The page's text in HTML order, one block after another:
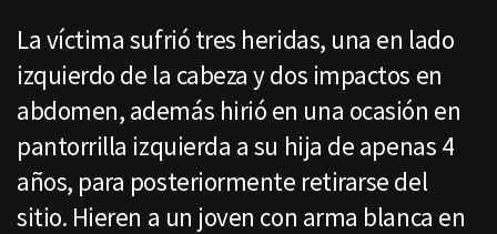
La víctima sufrió tres heridas, una en lado
izquierdo de la cabeza y dos impactos en
abdomen, además hirió en una ocasión en
pantorrilla izquierda a su hija de apenas 4
años, para posteriormente retirarse del
sitio. Hieren a un joven con arma blanca en